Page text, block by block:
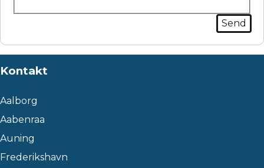
Kontakt
Aalborg
Aabenraa
Auning
Frederikshavn